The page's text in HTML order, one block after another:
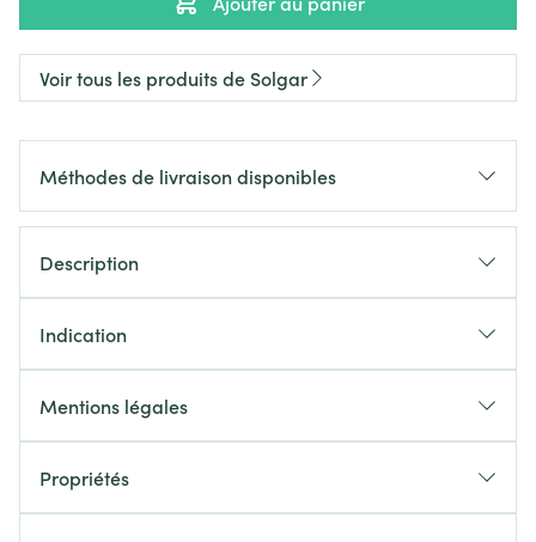
Voir tous les produits de Solgar
Méthodes de livraison disponibles
Description
Indication
Mentions légales
Propriétés